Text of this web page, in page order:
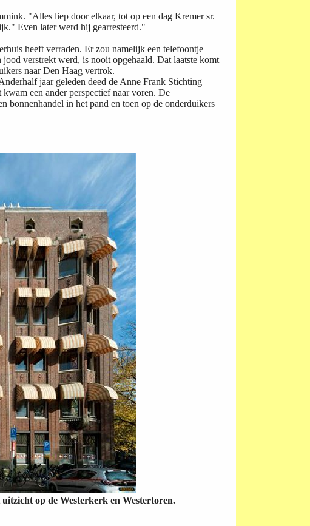
"Alles liep door elkaar, tot op een dag Kremer sr.
Even later werd hij gearresteerd."
heeft verraden. Er zou namelijk een telefoontje
verstrekt werd, is nooit opgehaald. Dat laatste komt
naar Den Haag vertrok.
jaar geleden deed de Anne Frank Stichting
een ander perspectief naar voren. De
bonnenhandel in het pand en toen op de onderduikers
op de Westerkerk en Westertoren.